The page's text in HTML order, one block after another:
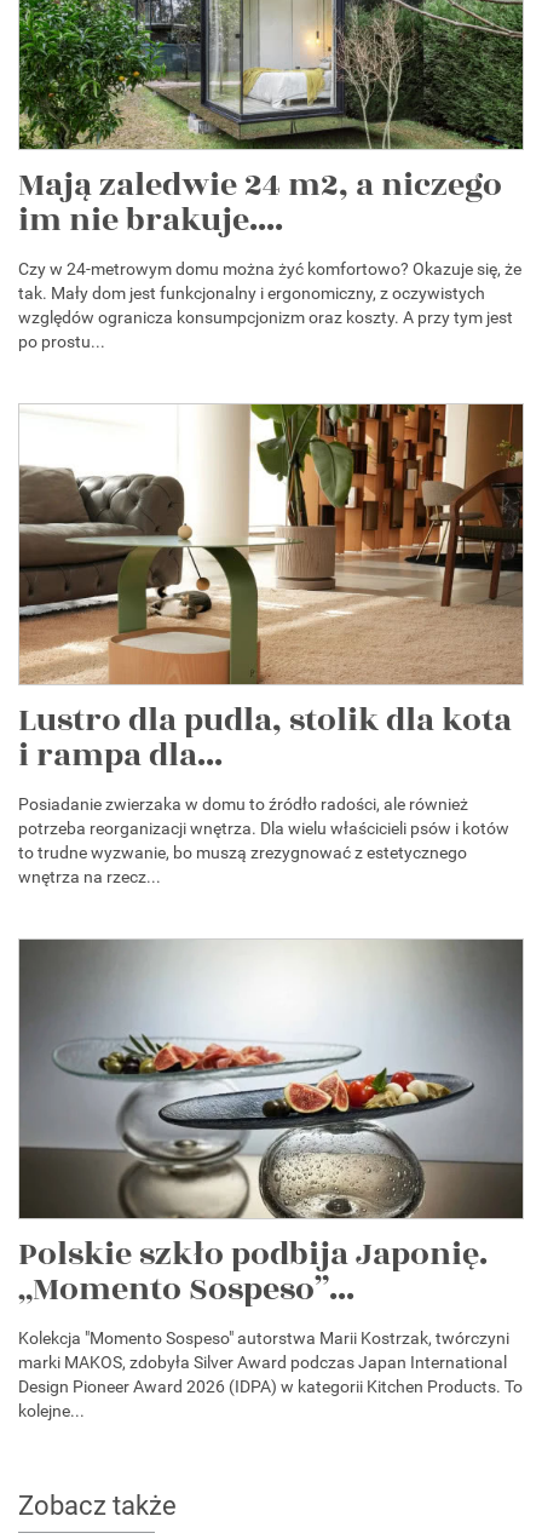
Mają zaledwie 24 m2, a niczego
im nie brakuje....
Czy w 24-metrowym domu można żyć komfortowo? Okazuje się, że
tak. Mały dom jest funkcjonalny i ergonomiczny, z oczywistych
względów ogranicza konsumpcjonizm oraz koszty. A przy tym jest
po prostu...
Lustro dla pudla, stolik dla kota
i rampa dla...
Posiadanie zwierzaka w domu to źródło radości, ale również
potrzeba reorganizacji wnętrza. Dla wielu właścicieli psów i kotów
to trudne wyzwanie, bo muszą zrezygnować z estetycznego
wnętrza na rzecz...
Polskie szkło podbija Japonię.
„Momento Sospeso”...
Kolekcja "Momento Sospeso" autorstwa Marii Kostrzak, twórczyni
marki MAKOS, zdobyła Silver Award podczas Japan International
Design Pioneer Award 2026 (IDPA) w kategorii Kitchen Products. To
kolejne...
Zobacz także